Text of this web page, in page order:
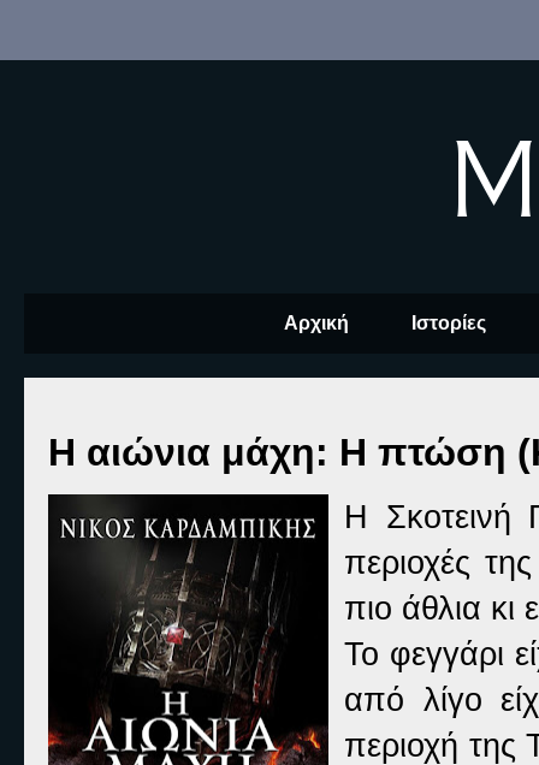
Αρχική Ιστορίες
Η αιώνια μάχη: Η πτώση
Η Σκοτεινή
περιοχές
πιο άθλια
Το φεγγάρι
από λίγο
περιοχή της